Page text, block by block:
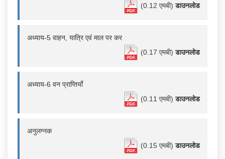
(0.12 एमबी)डाउनलोड
अध्याय-5 वाहन, यात्रि एवं माल पर कर
(0.17 एमबी)डाउनलोड
अध्याय-6 वन प्राप्तियाँ
(0.11 एमबी)डाउनलोड
अनुलग्नक
(0.15 एमबी)डाउनलोड